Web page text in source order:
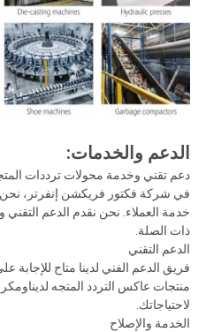
الدعم والخدمات:
دعم تقني وخدمة محولات ترددات
في شركة فكتور فريكشن إنفرتر، نحن
خدمة العملاء. نحن نقدم الدعم التقني
ذات الصلة.
الدعم التقني
فريق الدعم الفني لدينا متاح
منتجات عاكس التردد المتجه
لاحتياجاتك.
الخدمة والإصلاح